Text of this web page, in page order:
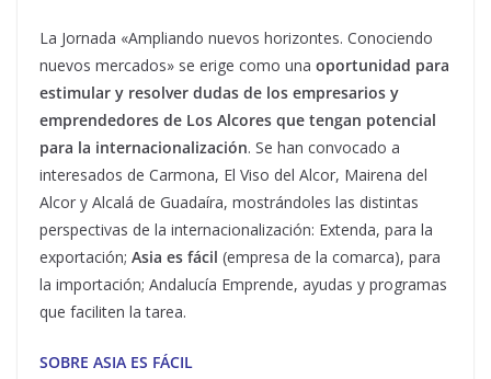
La Jornada «Ampliando nuevos horizontes. Conociendo
nuevos mercados» se erige como una oportunidad para
estimular y resolver dudas de los empresarios y
emprendedores de Los Alcores que tengan potencial
para la internacionalización. Se han convocado a
interesados de Carmona, El Viso del Alcor, Mairena del
Alcor y Alcalá de Guadaíra, mostrándoles las distintas
perspectivas de la internacionalización: Extenda, para la
exportación; Asia es fácil (empresa de la comarca), para
la importación; Andalucía Emprende, ayudas y programas
que faciliten la tarea.
SOBRE ASIA ES FÁCIL